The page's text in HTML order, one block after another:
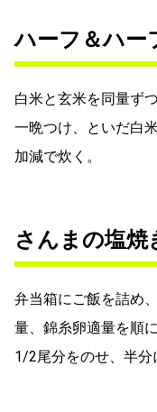
ハーフ＆ハー
白米と玄米を同量ず
一晩つけ、といだ白
加減で炊く。
さんまの塩焼
弁当箱にご飯を詰め
量、錦糸卵適量を順
1/2尾分をのせ、半分